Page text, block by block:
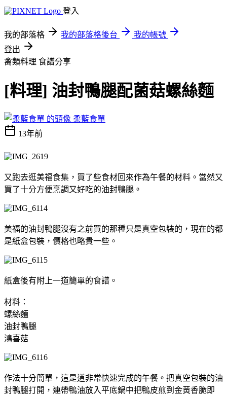
登入
我的部落格 我的部落格後台
我的帳號
登出
禽類料理 食譜分享
[料理] 油封鴨腿配菌菇螺絲麵
柔藍食單
13年前
又跑去逛美福食集，買了些食材回來作為午餐的材料。當然又
買了十分方便烹調又好吃的油封鴨腿。
美福的油封鴨腿沒有之前買的那種只是真空包裝的，現在的都
是紙盒包裝，價格也略貴一些。
紙盒後有附上一道簡單的食譜。
材料：
螺絲麵
油封鴨腿
鴻喜菇
作法十分簡單，這是道非常快速完成的午餐。把真空包裝的油
封鴨腿打開，連帶鴨油放入平底鍋中把鴨皮煎到金黃香脆即